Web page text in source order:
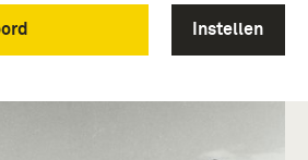
Instellen